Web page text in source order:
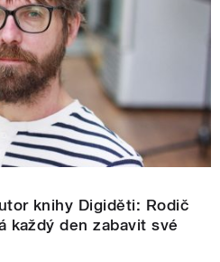
knihy Digiděti: Rodič
každý den zabavit své